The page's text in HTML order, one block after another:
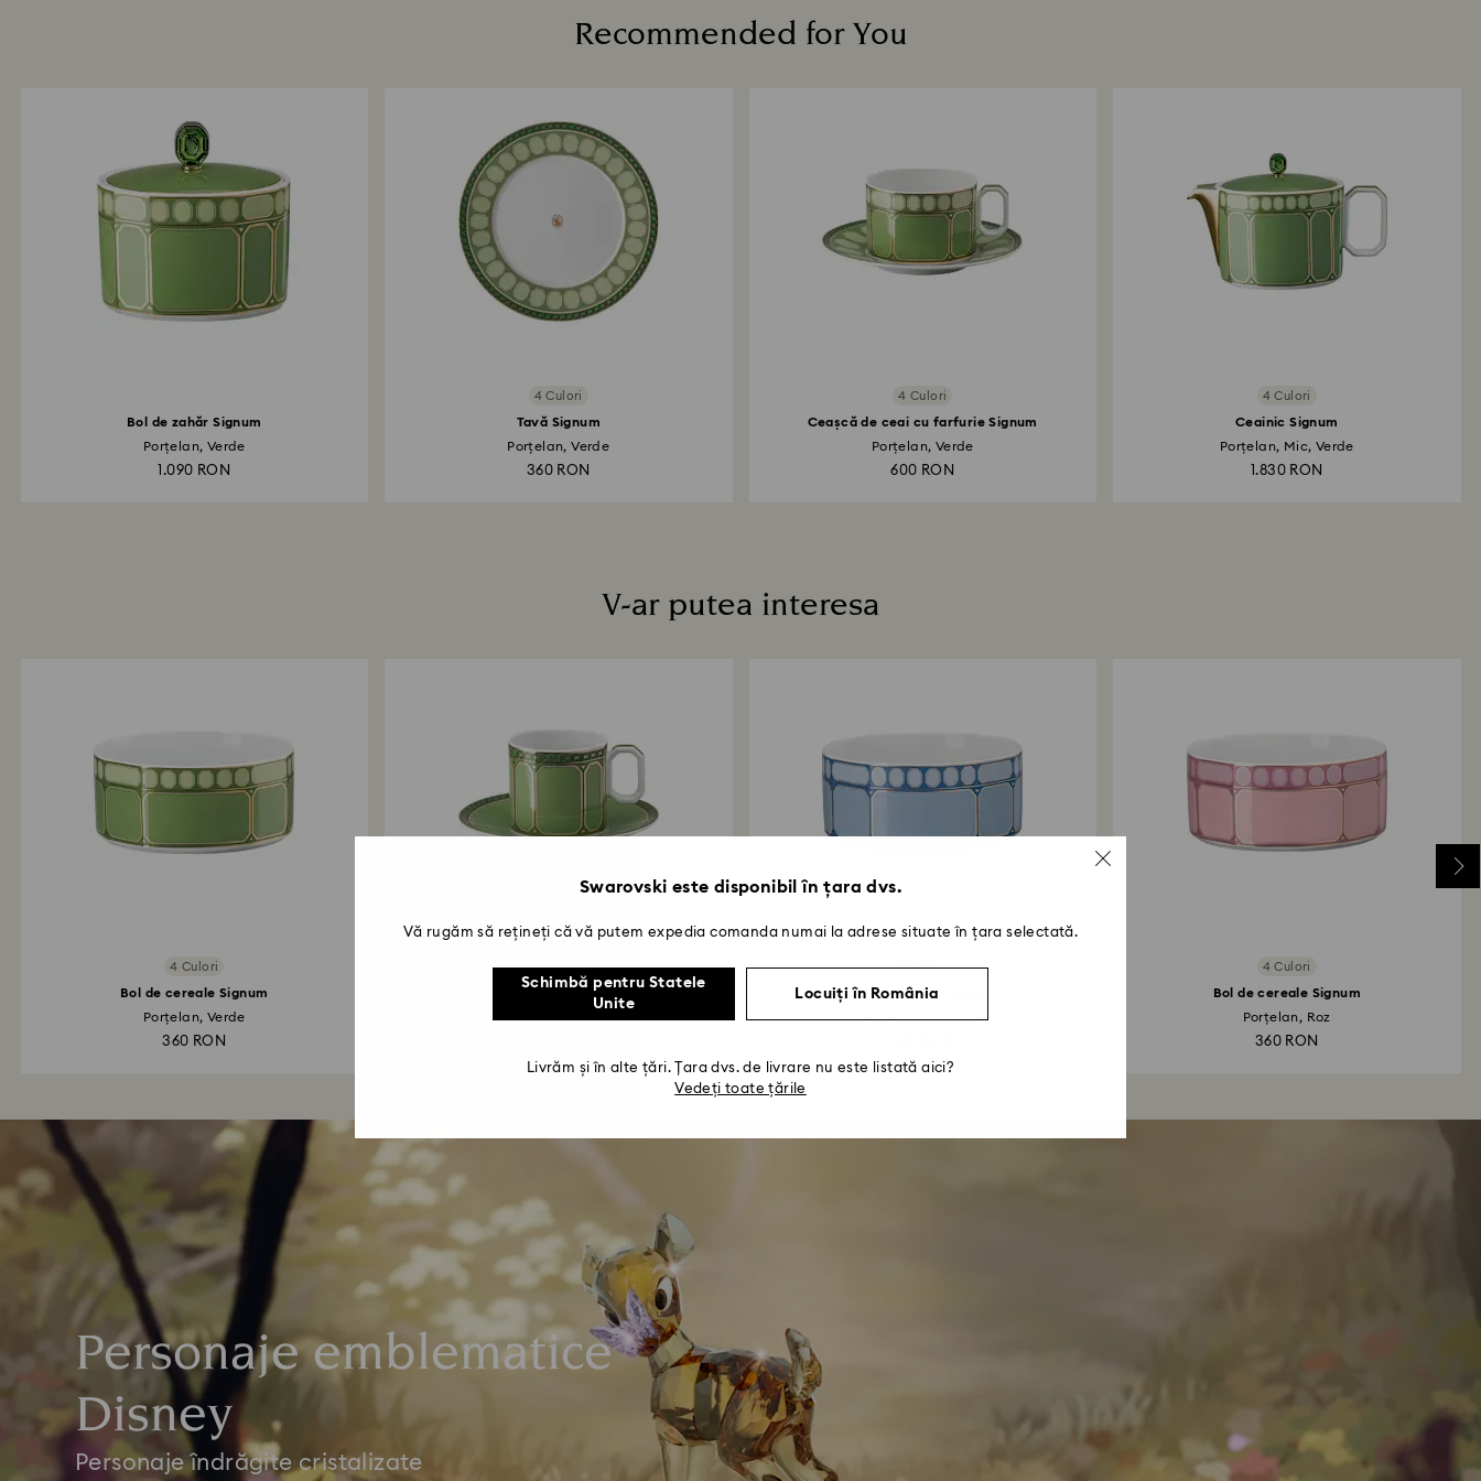
Cât timp durează procesarea retururilor?
proces de retur și rambursare poate dura până la 3-4 săptămâni de
la data expedierii prin poștă.
Recommended for You
Bol de zahăr Signum
Porțelan, Verde
1.090 RON
4 Culori
Tavă Signum
Porțelan, Verde
360 RON
4 Culori
Ceașcă de ceai cu farfurie Signum
Porțelan, Verde
600 RON
4 Culori
Ceainic Signum
Porțelan, Mic, Verde
1.830 RON
V-ar putea interesa
4 Culori
Bol de cereale Signum
Porțelan, Verde
360 RON
Ceașcă de cafea cu farfurie Signum
4 Culori
Bol de cereale Signum
Porțelan, Albastru
4 Culori
Bol de cereale Signum
Porțelan, Roz
360 RON
Personaje emblematice
Disney
Personaje îndrăgite cristalizate
Swarovski este disponibil în țara dvs.
Vă rugăm să rețineți că vă putem expedia comanda numai la adrese situate în țara selectată.
Schimbă pentru Statele
Unite
Locuiți în România
Livrăm și în alte țări. Țara dvs. de livrare nu este listată aici?
Vedeți toate țările